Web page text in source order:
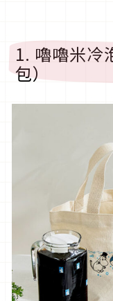
1. 嚕嚕米冷
包）